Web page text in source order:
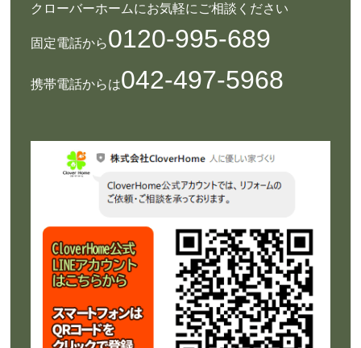
クローバーホームにお気軽にご相談ください
固定電話から0120-995-689
携帯電話からは042-497-5968